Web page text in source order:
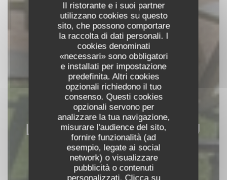
Il ristorante e i suoi partner
utilizzano cookies su questo
sito, che possono comportare
la raccolta di dati personali. I
cookies denominati
«necessari» sono obbligatori
e installati per impostazione
predefinita. Altri cookies
opzionali richiedono il tuo
consenso. Questi cookies
opzionali servono per
analizzare la tua navigazione,
misurare l'audience del sito,
fornire funzionalità (ad
esempio, legate ai social
network) o visualizzare
pubblicità o contenuti
personalizzati. Clicca su
LE RESTAURANT DU
PORT
TERRASSE GUINGUETTE|